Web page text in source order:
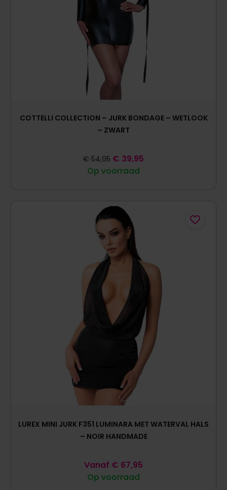
COTTELLI COLLECTION – JURK BONDAGE – WETLOOK
– ZWART
Op voorraad
€ 54,95 € 39,95
LUREX MINI JURK F351 LUMINARA MET WATERVAL HALS
– NOIR HANDMADE
Op voorraad
Vanaf € 67,95